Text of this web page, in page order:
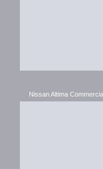
Nissan Altima